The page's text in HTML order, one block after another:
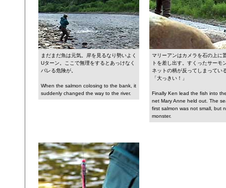
まだまだ魚は元気。岸を見るなり勢いよく
Uターン。ここで無理をするとあっけなく
バレる危険が。
When the salmon colosing to the bank, it
suddenly changed the way to the river.
マリーアンはカメラを石の上に
トを差し出す。すくったサーモ
ネットの柄が反ってしまってい
「大っきい！」
Finally Ken lead the fish into
net Mary Anne held out. The
first salmon was not small, but
monster.